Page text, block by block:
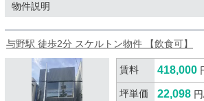
物件説明
与野駅 徒歩2分 スケルトン物件 【飲食可】
賃料 418,000
坪単価 22,098